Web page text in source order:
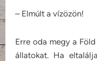
– Elmúlt a vízözön!
Erre oda megy a
állatokat. Ha